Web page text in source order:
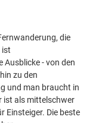
die
ist
- von den
zu den
und man braucht in
ist als mittelschwer
Einsteiger. Die beste